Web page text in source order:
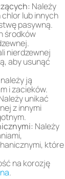
Należy
lub innych
pasywną.
środków
nierdzewnej
aby usunąć
ją
i zacieków.
unikać
z innymi
Należy
które
na korozję
.